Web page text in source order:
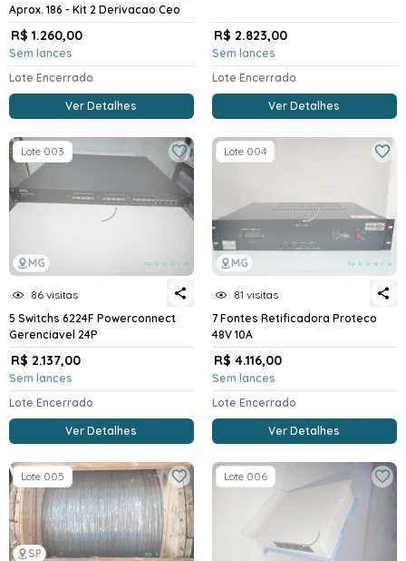
Aprox. 186 - Kit 2 Derivacao Ceo
R$ 1.260,00
Sem lances
Lote Encerrado
Ver Detalhes
R$ 2.823,00
Sem lances
Lote Encerrado
Ver Detalhes
MG
Lote 003
86 visitas
5 Switchs 6224F Powerconnect
Gerenciavel 24P
R$ 2.137,00
Sem lances
Lote Encerrado
Ver Detalhes
MG
Lote 004
81 visitas
7 Fontes Retificadora Proteco
48V 10A
R$ 4.116,00
Sem lances
Lote Encerrado
Ver Detalhes
SP
Lote 005 Lote 006